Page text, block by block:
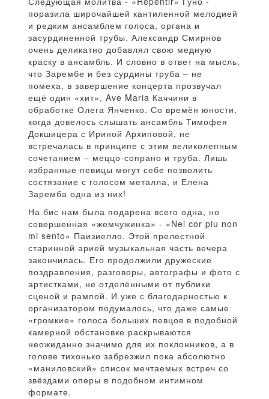
поразила широчайшей кантиленной мелодией
и редким ансамблем голоса, органа и
засурдиненной трубы. Александр Смирнов
очень деликатно добавлял свою медную
краску в ансамбль. И словно в ответ на мысль,
что Зарембе и без сурдины труба – не
помеха, в завершение концерта прозвучал
ещё один «хит», Ave Maria Каччини в
обработке Олега Янченко. Со времён юности,
когда довелось слышать ансамбль Тимофея
Докшицера с Ириной Архиповой, не
встречалась в принципе с этим великолепным
сочетанием – меццо-сопрано и труба. Лишь
избранные певицы могут себе позволить
состязание с голосом металла, и Елена
Заремба одна из них!
На бис нам была подарена всего одна, но
совершенная «жемчужинка» - «Nel cor piu non
mi sento» Паизиелло. Этой прелестной
старинной арией музыкальная часть вечера
закончилась. Его продолжили дружеские
поздравления, разговоры, автографы и фото с
артистками, не отделёнными от публики
сценой и рампой. И уже с благодарностью к
организатором подумалось, что даже самые
«громкие» голоса больших певцов в подобной
камерной обстановке раскрываются
неожиданно значимо для их поклонников, а в
голове тихонько забрезжил пока абсолютно
«маниловский» список мечтаемых встреч со
звёздами оперы в подобном интимном
формате.